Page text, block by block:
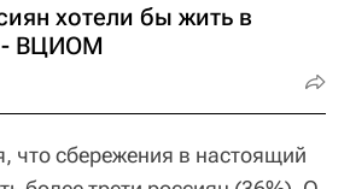
хотели бы жить в
- ВЦИОМ
что сбережения в настоящий